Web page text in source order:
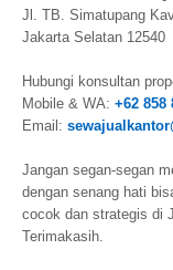
Jl. TB. Simatupang
Jakarta Selatan 12540
Hubungi konsultan
Mobile & WA: +62 858
Email:
Jangan segan-segan
dengan senang hati
cocok dan strategis di
Terimakasih.